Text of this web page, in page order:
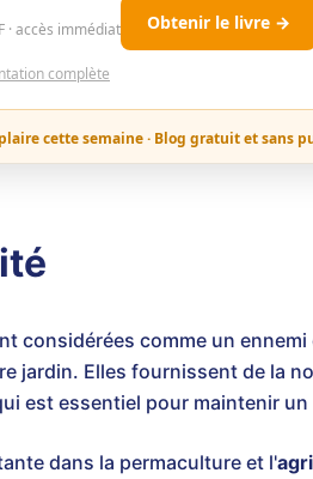
· accès immédiat Obtenir le livre →
complète
cette semaine · Blog gratuit et sans
considérées comme un
jardin. Elles fournissent de la
est essentiel pour maintenir
dans la permaculture et l'